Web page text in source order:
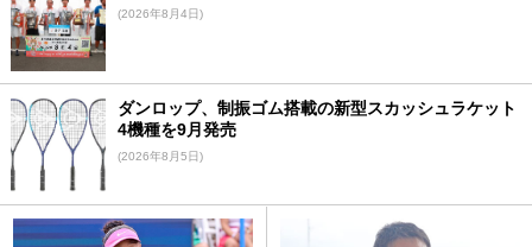
(2026年8月4日)
ダンロップ、制振ゴム搭載の新型スカッシュラケット
4機種を9月発売
(2026年8月5日)